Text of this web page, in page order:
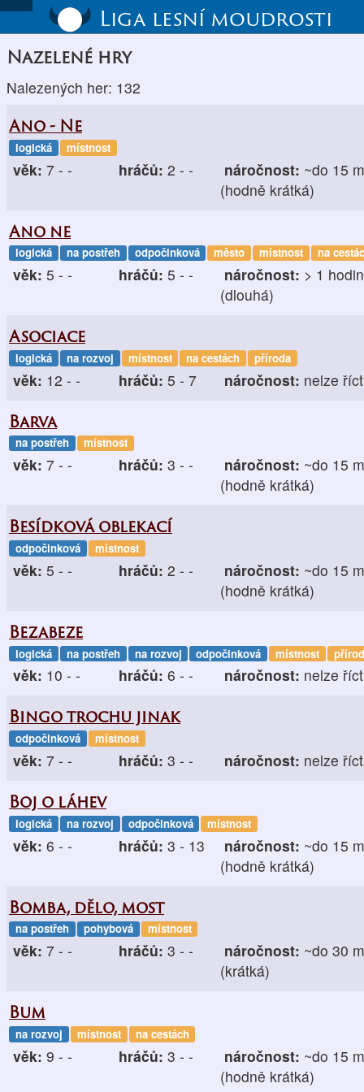
Liga lesní moudrosti
Nazelené hry
Nalezených her: 132
Ano - Ne
logická místnost
věk: 7 - - hráčů: 2 - - náročnost: ~do 15
(hodně krátká)
Ano ne
logická na postřeh odpočinková město místnost na
věk: 5 - - hráčů: 5 - - náročnost: > 1
(dlouhá)
Asociace
logická na rozvoj místnost na cestách příroda
věk: 12 - - hráčů: 5 - 7 náročnost: nelze říct
Barva
na postřeh místnost
věk: 7 - - hráčů: 3 - - náročnost: ~do 15
(hodně krátká)
Besídková oblekací
odpočinková místnost
věk: 5 - - hráčů: 2 - - náročnost: ~do 15
(hodně krátká)
Bezabeze
logická na postřeh na rozvoj odpočinková místnost
věk: 10 - - hráčů: 6 - - náročnost: nelze říct
Bingo trochu jinak
odpočinková místnost
věk: 7 - - hráčů: 3 - - náročnost: nelze říct
Boj o láhev
logická na rozvoj odpočinková místnost
věk: 6 - - hráčů: 3 - 13 náročnost: ~do 15
(hodně krátká)
Bomba, dělo, most
na postřeh pohybová místnost
věk: 7 - - hráčů: 3 - - náročnost: ~do 30
(krátká)
Bum
na rozvoj místnost na cestách
věk: 9 - - hráčů: 3 - - náročnost: ~do 15
(hodně krátká)